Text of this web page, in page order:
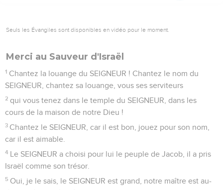
Sion. C’est là que le SEIGNEUR donne sa bénédiction, la vie
© Société biblique française – Bibli’O, 2000, avec autorisation. Pour vous procurer
une Bible imprimée, rendez-vous sur www.editionsbiblio.fr
Psaumes 134
Seuls les Évangiles sont disponibles en vidéo pour le moment.
Je le sais, le Seigneur est grand